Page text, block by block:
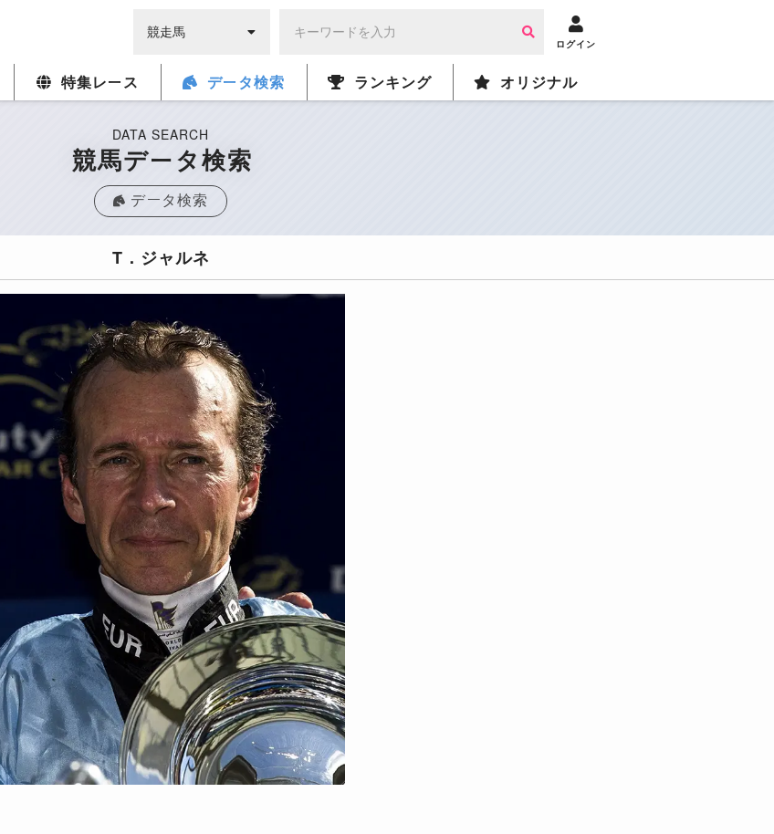
ログイン
特集レース データ検索 ランキング オリジナル
DATA SEARCH
競馬データ検索
データ検索
T．ジャルネ